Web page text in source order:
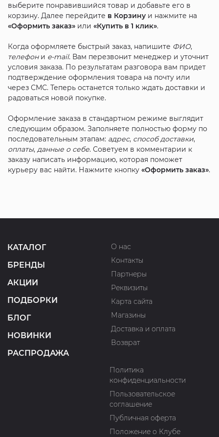
выберите понравившийся товар и добавьте его в
корзину. Далее перейдите в Корзинуи нажмите на
«Оформить заказ»или «Купить в 1 клик».
Когда оформляете быстрый заказ, напишите ФИО,
телефони e-mail. Вам перезвонит менеджер и уточнит
условия заказа. По результатам разговора вам придет
подтверждение оформления товара на почту или
через СМС. Теперь останется только ждать доставки и
радоваться новой покупке.
Оформление заказа в стандартном режиме выглядит
следующим образом. Заполняете полностью форму по
последовательным этапам: адрес, способ доставки,
оплаты, данные о себе. Советуем в комментарии к
заказу написать информацию, которая поможет
курьеру вас найти. Нажмите кнопку «Оформить заказ».
КАТАЛОГ
БРЕНДЫ
АКЦИИ
ПОДБОРКИ
БЛОГ
НОВИНКИ
РАСПРОДАЖА
О нас
Контакты
Партнеры
Реквизиты
Карта сайта
Магазины
Доставка и оплата
Возврат
Политика
конфиденциальности
Пользовательское
соглашение
Публичная оферта
Положение о Клубе